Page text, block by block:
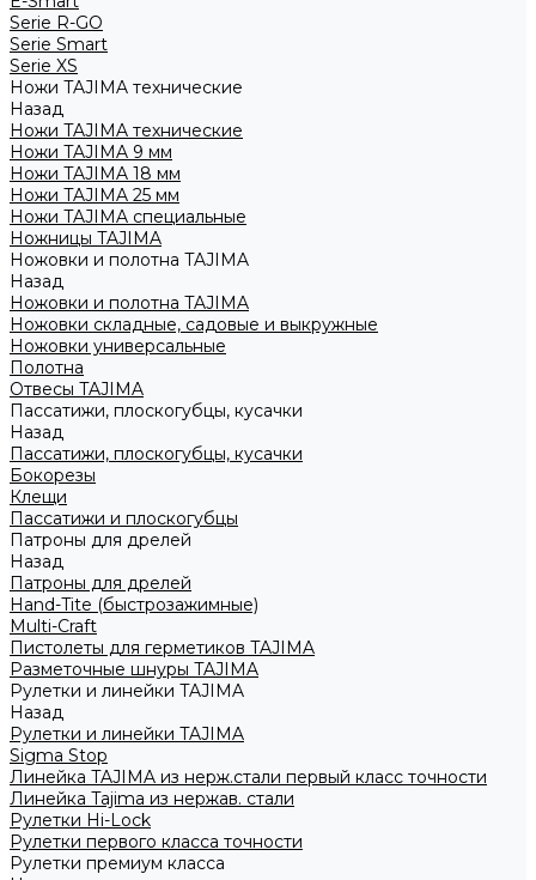
Serie R-GO
Serie Smart
Serie XS
Ножи TAJIMA технические
Назад
Ножи TAJIMA технические
Ножи TAJIMA 9 мм
Ножи TAJIMA 18 мм
Ножи TAJIMA 25 мм
Ножи TAJIMA специальные
Ножницы TAJIMA
Ножовки и полотна TAJIMA
Назад
Ножовки и полотна TAJIMA
Ножовки складные, садовые и выкружные
Ножовки универсальные
Полотна
Отвесы TAJIMA
Пассатижи, плоскогубцы, кусачки
Назад
Пассатижи, плоскогубцы, кусачки
Бокорезы
Клещи
Пассатижи и плоскогубцы
Патроны для дрелей
Назад
Патроны для дрелей
Hand-Tite (быстрозажимные)
Multi-Craft
Пистолеты для герметиков TAJIMA
Разметочные шнуры TAJIMA
Рулетки и линейки TAJIMA
Назад
Рулетки и линейки TAJIMA
Sigma Stop
Линейка TAJIMA из нерж.стали первый класс точности
Линейка Tajima из нержав. стали
Рулетки Hi-Lock
Рулетки первого класса точности
Рулетки премиум класса